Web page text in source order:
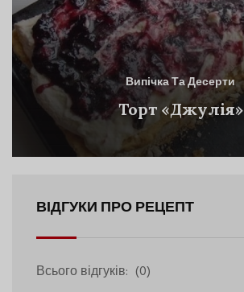
Випічка Та Десерти
Торт «Джулія»
ВІДГУКИ ПРО РЕЦЕПТ
Всього відгуків: (0)